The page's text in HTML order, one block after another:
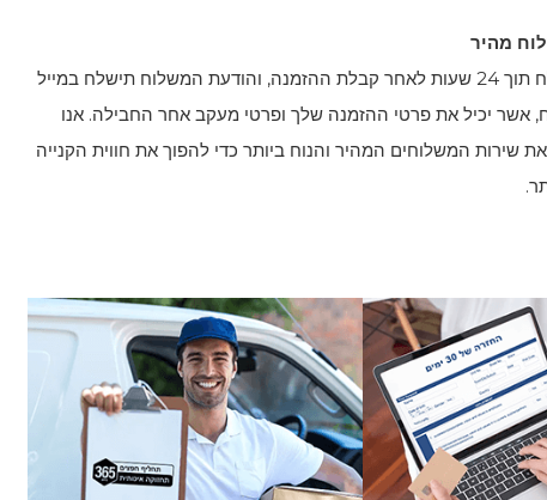
מהיר
אנו מבטיחים כי נשלח תוך 24 שעות לאחר קבלת ההזמנה, והודעת המשלוח תישלח במייל
אשר יכיל את פרטי ההזמנה שלך ופרטי מעקב אחר החבילה. אנו
שירות המשלוחים המהיר והנוח ביותר כדי להפוך את חווית הקנייה